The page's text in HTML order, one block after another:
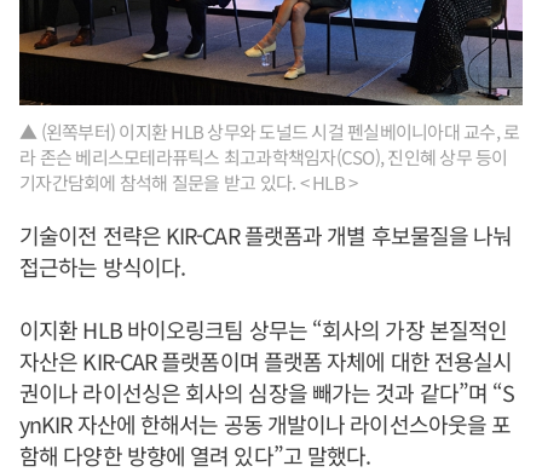
▲ (왼쪽부터) 이지환 HLB 상무와 도널드 시걸 펜실베이니아대 교수, 로
라 존슨 베리스모테라퓨틱스 최고과학책임자(CSO), 진인혜 상무 등이
기자간담회에 참석해 질문을 받고 있다. < HLB >
기술이전 전략은 KIR-CAR 플랫폼과 개별 후보물질을 나눠
접근하는 방식이다.
이지환 HLB 바이오링크팀 상무는 “회사의 가장 본질적인
자산은 KIR-CAR 플랫폼이며 플랫폼 자체에 대한 전용실시
권이나 라이선싱은 회사의 심장을 빼가는 것과 같다”며 “S
ynKIR 자산에 한해서는 공동 개발이나 라이선스아웃을 포
함해 다양한 방향에 열려 있다”고 말했다.